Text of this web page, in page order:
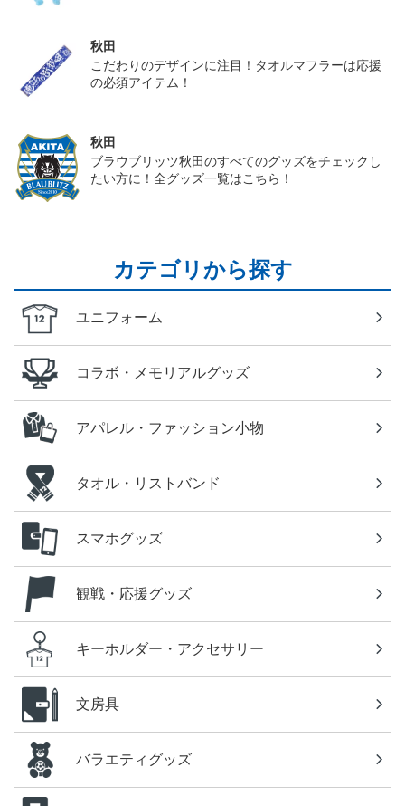
秋田
こだわりのデザインに注目！タオルマフラーは応援
の必須アイテム！
秋田
ブラウブリッツ秋田のすべてのグッズをチェックし
たい方に！全グッズ一覧はこちら！
カテゴリから探す
ユニフォーム
コラボ・メモリアルグッズ
アパレル・ファッション小物
タオル・リストバンド
スマホグッズ
観戦・応援グッズ
キーホルダー・アクセサリー
文房具
バラエティグッズ